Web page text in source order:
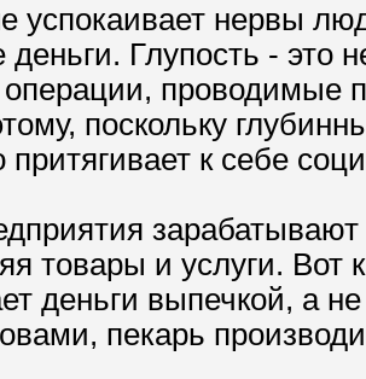
успокаивает нервы
деньги. Глупость - это
проводимые
поскольку
притягивает к себе
товары и услуги. Вот
деньги выпечкой, а
пекарь